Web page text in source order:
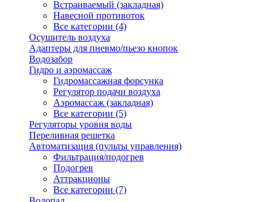
Встраиваемый (закладная)
Навесной противоток
Все категории (4)
Осушитель воздуха
Адаптеры для пневмо/пьезо кнопок
Водозабор
Гидро и аэромассаж
Гидромассажная форсунка
Регулятор подачи воздуха
Аэромассаж (закладная)
Все категории (5)
Регуляторы уровня воды
Переливная решетка
Автоматизация (пульты управления)
Фильтрация/подогрев
Подогрев
Аттракционы
Все категории (7)